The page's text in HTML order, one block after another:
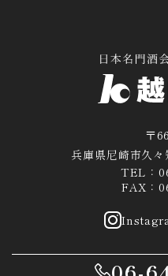
〒
兵庫県尼崎市久
TEL：
FAX：